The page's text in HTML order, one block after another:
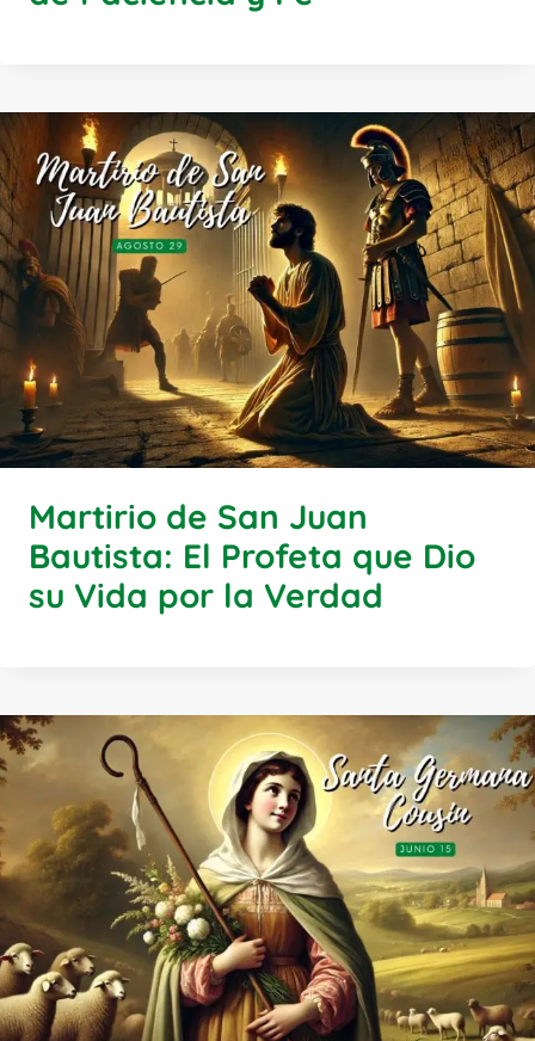
Martirio de San Juan
Bautista: El Profeta que Dio
su Vida por la Verdad